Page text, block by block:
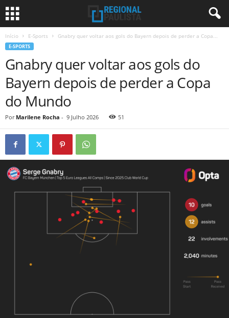
Início E-Sports Gnabry quer voltar aos gols do Bayern depois de perder a Copa...
E-SPORTS
Gnabry quer voltar aos gols do
Bayern depois de perder a Copa
do Mundo
Por Marilene Rocha - 9 Julho 2026 51